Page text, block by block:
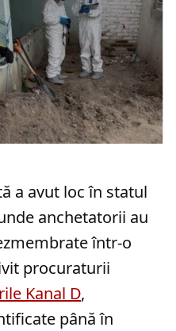
a avut loc în statul
anchetatorii au
într-o
procuraturii
Kanal D,
până în